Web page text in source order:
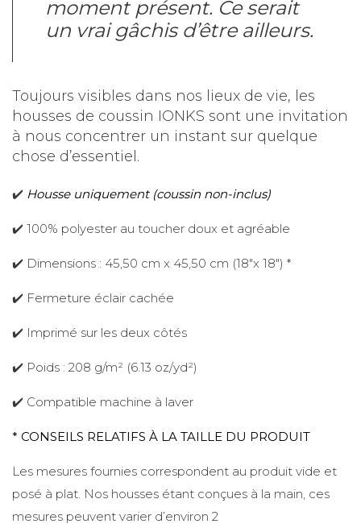
moment présent. Ce serait
un vrai gâchis d’être ailleurs.
Toujours visibles dans nos lieux de vie, les
housses de coussin IONKS sont une invitation
à nous concentrer un instant sur quelque
chose d’essentiel.
✔️ Housse uniquement (coussin non-inclus)
✔️ 100% polyester au toucher doux et agréable
✔️ Dimensions : 45,50 cm x 45,50 cm (18"x 18") *
✔️ Fermeture éclair cachée
✔️ Imprimé sur les deux côtés
✔️ Poids : 208 g/m² (6.13 oz/yd²)
✔️ Compatible machine à laver
* CONSEILS RELATIFS À LA TAILLE DU PRODUIT
Les mesures fournies correspondent au produit vide et
posé à plat. Nos housses étant conçues à la main, ces
mesures peuvent varier d’environ 2